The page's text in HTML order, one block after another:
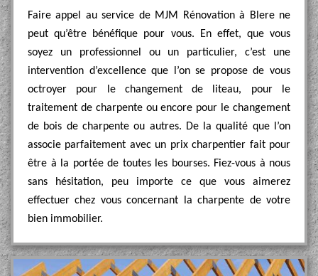
Faire appel au service de MJM Rénovation à Blere ne
peut qu’être bénéfique pour vous. En effet, que vous
soyez un professionnel ou un particulier, c’est une
intervention d’excellence que l’on se propose de vous
octroyer pour le changement de liteau, pour le
traitement de charpente ou encore pour le changement
de bois de charpente ou autres. De la qualité que l’on
associe parfaitement avec un prix charpentier fait pour
être à la portée de toutes les bourses. Fiez-vous à nous
sans hésitation, peu importe ce que vous aimerez
effectuer chez vous concernant la charpente de votre
bien immobilier.